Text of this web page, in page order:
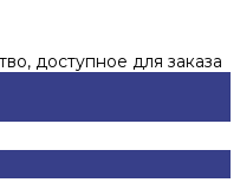
доступное для заказа